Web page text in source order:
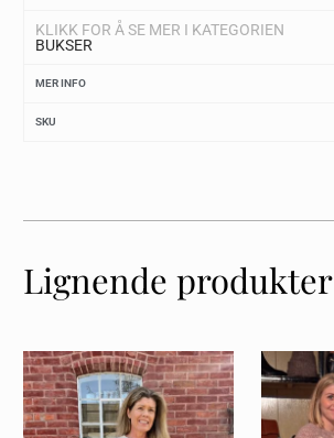
KLIKK FOR Å SE MER I KATEGORIEN
BUKSER
MER INFO
SKU
Lignende produkter